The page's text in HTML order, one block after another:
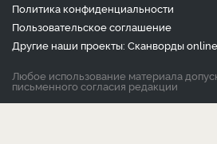
Политика конфиденциальности
Пользовательское соглашение
Другие наши проекты: Сканвордыonline
Любое использование материала
письменного согласия редакции